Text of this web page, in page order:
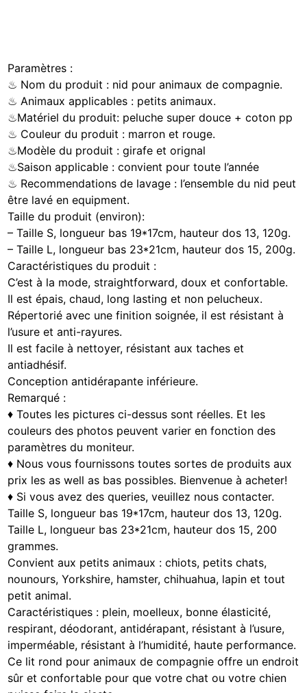
Paramètres :
♨ Nom du produit : nid pour animaux de compagnie.
♨ Animaux applicables : petits animaux.
♨Matériel du produit: peluche super douce + coton pp
♨ Couleur du produit : marron et rouge.
♨Modèle du produit : girafe et orignal
♨Saison applicable : convient pour toute l’année
♨ Recommendations de lavage : l’ensemble du nid peut
être lavé en equipment.
Taille du produit (environ):
– Taille S, longueur bas 19*17cm, hauteur dos 13, 120g.
– Taille L, longueur bas 23*21cm, hauteur dos 15, 200g.
Caractéristiques du produit :
C’est à la mode, straightforward, doux et confortable.
Il est épais, chaud, long lasting et non pelucheux.
Répertorié avec une finition soignée, il est résistant à
l’usure et anti-rayures.
Il est facile à nettoyer, résistant aux taches et
antiadhésif.
Conception antidérapante inférieure.
Remarqué :
♦ Toutes les pictures ci-dessus sont réelles. Et les
couleurs des photos peuvent varier en fonction des
paramètres du moniteur.
♦ Nous vous fournissons toutes sortes de produits aux
prix les as well as bas possibles. Bienvenue à acheter!
♦ Si vous avez des queries, veuillez nous contacter.
Taille S, longueur bas 19*17cm, hauteur dos 13, 120g.
Taille L, longueur bas 23*21cm, hauteur dos 15, 200
grammes.
Convient aux petits animaux : chiots, petits chats,
nounours, Yorkshire, hamster, chihuahua, lapin et tout
petit animal.
Caractéristiques : plein, moelleux, bonne élasticité,
respirant, déodorant, antidérapant, résistant à l’usure,
imperméable, résistant à l’humidité, haute performance.
Ce lit rond pour animaux de compagnie offre un endroit
sûr et confortable pour que votre chat ou votre chien